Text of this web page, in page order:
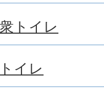
トイレ
イレ